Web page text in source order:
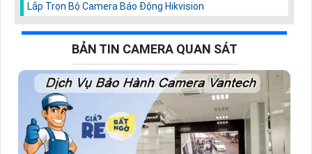
Lắp Trọn Bộ Camera Báo Động Hikvision
BẢN TIN CAMERA QUAN SÁT